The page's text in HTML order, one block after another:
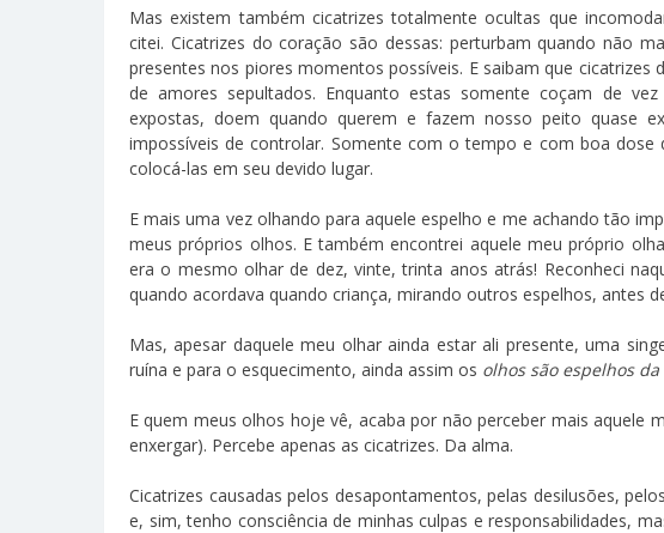
Mas existem também cicatrizes totalmente ocultas que
citei. Cicatrizes do coração são dessas: perturbam quando não
presentes nos piores momentos possíveis. E saibam que cicatrizes
de amores sepultados. Enquanto estas somente coçam de
expostas, doem quando querem e fazem nosso peito quase
impossíveis de controlar. Somente com o tempo e com boa dose
colocá-las em seu devido lugar.
E mais uma vez olhando para aquele espelho e me achando tão
meus próprios olhos. E também encontrei aquele meu próprio
era o mesmo olhar de dez, vinte, trinta anos atrás! Reconheci
quando acordava quando criança, mirando outros espelhos, antes
Mas, apesar daquele meu olhar ainda estar ali presente, uma
ruína e para o esquecimento, ainda assim os olhos são espelhos
E quem meus olhos hoje vê, acaba por não perceber mais aquele
enxergar). Percebe apenas as cicatrizes. Da alma.
Cicatrizes causadas pelos desapontamentos, pelas desilusões,
e, sim, tenho consciência de minhas culpas e responsabilidades,